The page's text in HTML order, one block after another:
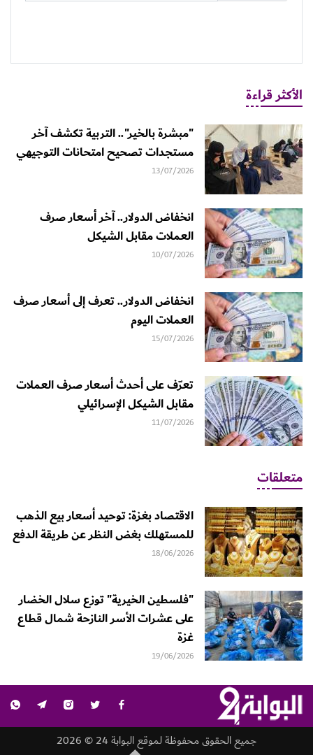
الأكثر قراءة
"مبشرة بالخير".. التربية تكشف آخر
مستجدات تصحيح امتحانات التوجيهي
13/07/2026
انخفاض الدولار.. آخر أسعار صرف
العملات مقابل الشيكل
10/07/2026
انخفاض الدولار.. تعرف إلى أسعار صرف
العملات اليوم
15/07/2026
تعرّف على أحدث أسعار صرف العملات
مقابل الشيكل الإسرائيلي
11/07/2026
متعلقات
الاقتصاد بغزة: توحيد أسعار بيع الذهب
للمستهلك بغض النظر عن طريقة الدفع
18/06/2026
"فلسطين الخيرية" توزع سلال الخضار
على عشرات الأسر النازحة شمال قطاع
غزة
19/06/2026
جميع الحقوق محفوظة لموقع البوابة 24 © 2026